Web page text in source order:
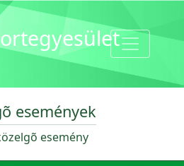
események
esemény